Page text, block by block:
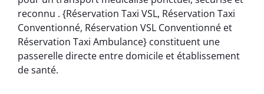
reconnu . {Réservation Taxi VSL, Réservation Taxi
Conventionné, Réservation VSL Conventionné et
Réservation Taxi Ambulance} constituent une
passerelle directe entre domicile et établissement
de santé.